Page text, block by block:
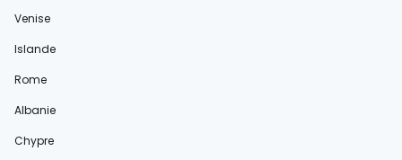
Venise
Islande
Rome
Albanie
Chypre